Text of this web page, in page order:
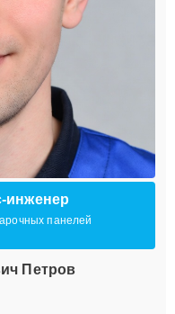
инженер
панелей
Петров